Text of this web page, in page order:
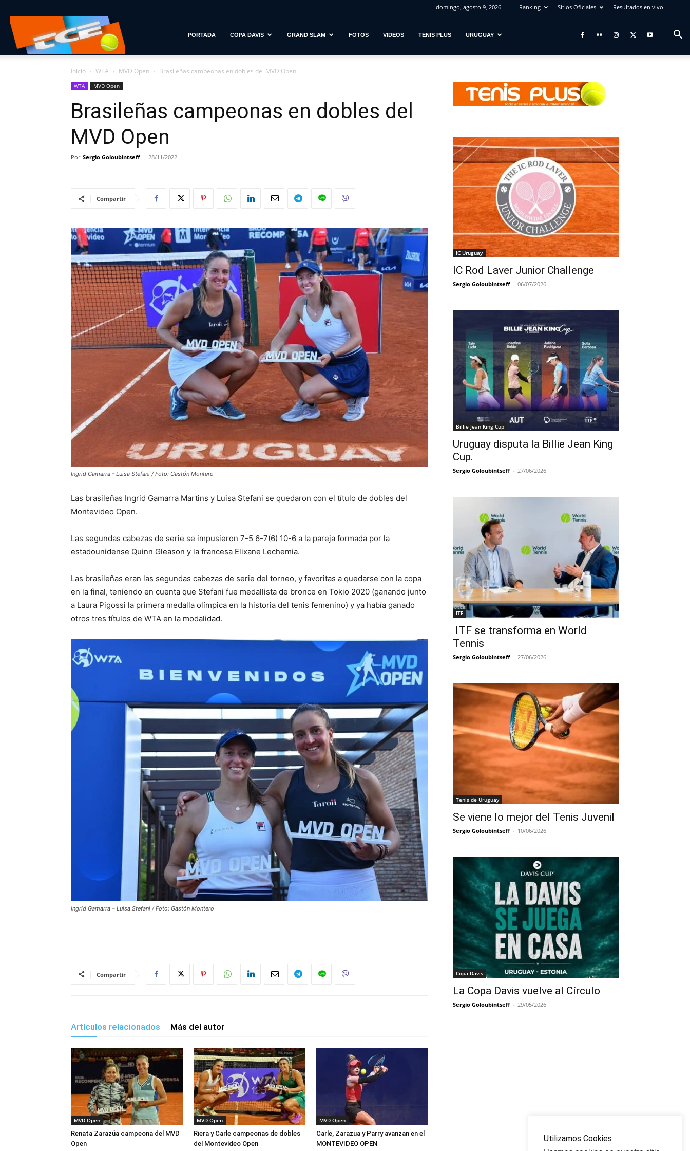
domingo, agosto 9, 2026 Ranking Sitios Oficiales Resultados en vivo
con
Estilo
PORTADA COPA DAVIS GRAND SLAM FOTOS VIDEOS TENIS PLUS URUGUAY
Inicio WTA MVD Open Brasileñas campeonas en dobles del MVD Open
WTA MVD Open
Brasileñas campeonas en dobles del
MVD Open
Por Sergio Goloubintseff - 28/11/2022
Compartir
Ingrid Gamarra - Luisa Stefani / Foto: Gastón Montero
Las brasileñas Ingrid Gamarra Martins y Luisa Stefani se quedaron con el título de dobles del
Montevideo Open.
Las segundas cabezas de serie se impusieron 7-5 6-7(6) 10-6 a la pareja formada por la
estadounidense Quinn Gleason y la francesa Elixane Lechemia.
Las brasileñas eran las segundas cabezas de serie del torneo, y favoritas a quedarse con la copa
en la final, teniendo en cuenta que Stefani fue medallista de bronce en Tokio 2020 (ganando junto
a Laura Pigossi la primera medalla olímpica en la historia del tenis femenino) y ya había ganado
otros tres títulos de WTA en la modalidad.
Ingrid Gamarra – Luisa Stefani / Foto: Gastón Montero
Compartir
Artículos relacionados Más del autor
MVD Open
Renata Zarazúa campeona del MVD
Open
MVD Open
Riera y Carle campeonas de dobles
del Montevideo Open
MVD Open
Carle, Zarazua y Parry avanzan en el
MONTEVIDEO OPEN
IC Uruguay
IC Rod Laver Junior Challenge
Sergio Goloubintseff - 06/07/2026
Billie Jean King Cup
Uruguay disputa la Billie Jean King
Cup.
Sergio Goloubintseff - 27/06/2026
ITF
ITF se transforma en World
Tennis
Sergio Goloubintseff - 27/06/2026
Tenis de Uruguay
Se viene lo mejor del Tenis Juvenil
Sergio Goloubintseff - 10/06/2026
Copa Davis
La Copa Davis vuelve al Círculo
Sergio Goloubintseff - 29/05/2026
Utilizamos Cookies